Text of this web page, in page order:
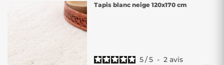
Tapis blanc neige 120x170 cm
5/5 - 2 avis